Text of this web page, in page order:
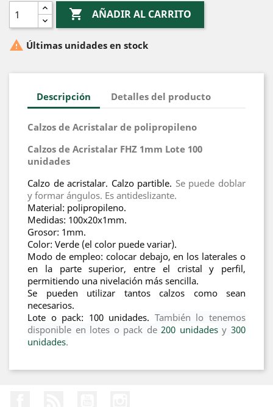
 AÑADIR AL CARRITO
 Últimas unidades en stock
Descripción Detalles del producto
Calzos de Acristalar de polipropileno
Calzos de Acristalar FHZ 1mm Lote 100
unidades
Calzo de acristalar. Calzo partible. Se puede doblar
y formar ángulos. Es antideslizante.
Material: polipropileno.
Medidas: 100x20x1mm.
Grosor: 1mm.
Color: Verde (el color puede variar).
Modo de empleo: colocar debajo, en los laterales o
en la parte superior, entre el cristal y perfil,
permitiendo una nivelación más sencilla.
Se pueden utilizar tantos calzos como sean
necesarios.
Lote o pack: 100 unidades. También lo tenemos
disponible en lotes o pack de200 unidades y 300
unidades.